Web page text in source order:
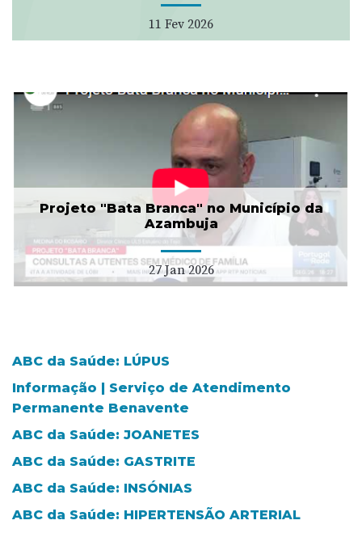
11 Fev 2026
Projeto "Bata Branca" no Município da
Azambuja
27 Jan 2026
ABC da Saúde: LÚPUS
Informação | Serviço de Atendimento
Permanente Benavente
ABC da Saúde: JOANETES
ABC da Saúde: GASTRITE
ABC da Saúde: INSÓNIAS
ABC da Saúde: HIPERTENSÃO ARTERIAL